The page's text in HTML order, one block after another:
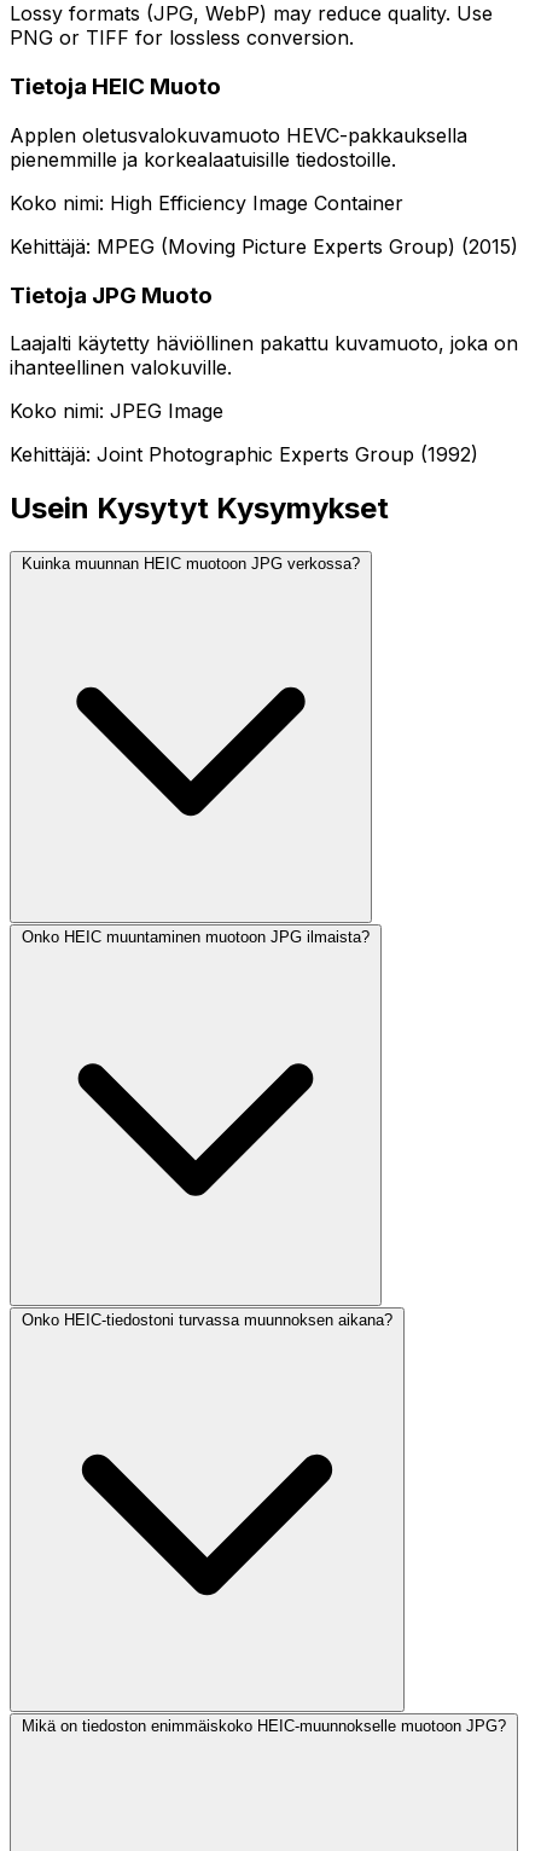
Lossy formats (JPG, WebP) may reduce quality. Use
PNG or TIFF for lossless conversion.
Tietoja HEIC Muoto
Applen oletusvalokuvamuoto HEVC-pakkauksella
pienemmille ja korkealaatuisille tiedostoille.
Koko nimi: High Efficiency Image Container
Kehittäjä: MPEG (Moving Picture Experts Group) (2015)
Tietoja JPG Muoto
Laajalti käytetty häviöllinen pakattu kuvamuoto, joka on
ihanteellinen valokuville.
Koko nimi: JPEG Image
Kehittäjä: Joint Photographic Experts Group (1992)
Usein Kysytyt Kysymykset
Kuinka muunnan HEIC muotoon JPG verkossa?
Onko HEIC muuntaminen muotoon JPG ilmaista?
Onko HEIC-tiedostoni turvassa muunnoksen aikana?
Mikä on tiedoston enimmäiskoko HEIC-muunnokselle muotoon JPG?